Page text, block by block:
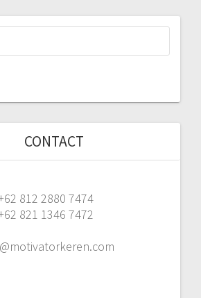
CONTACT
812 2880 7474
821 1346 7472